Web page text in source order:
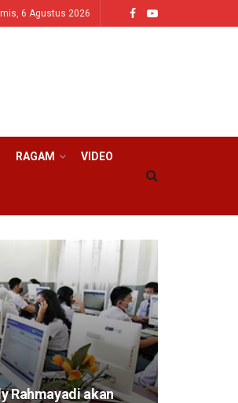
6 Agustus 2026
RAGAM VIDEO
Rahmayadi akan